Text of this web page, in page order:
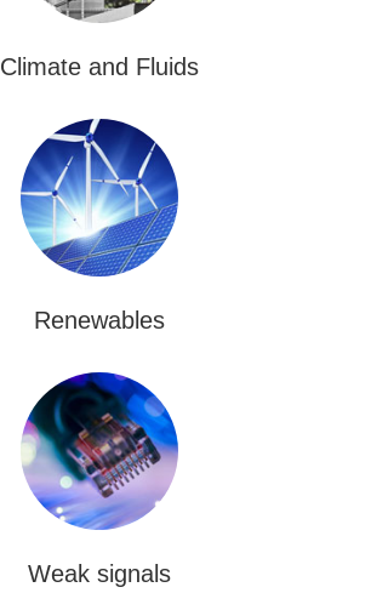
Climate and Fluids
Renewables
Weak signals